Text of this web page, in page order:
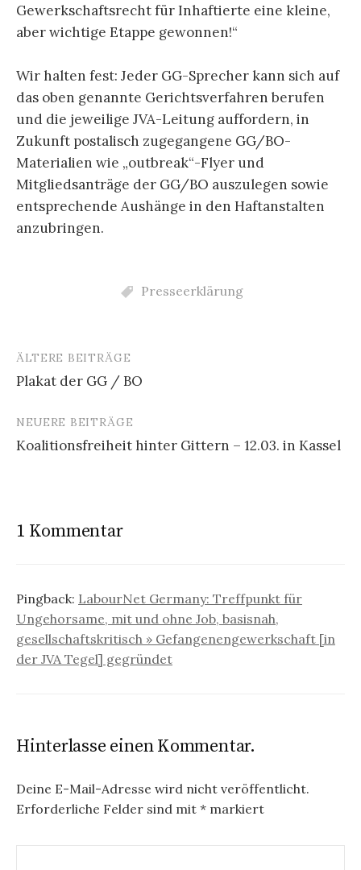
Gewerkschaftsrecht für Inhaftierte eine kleine,
aber wichtige Etappe gewonnen!“
Wir halten fest: Jeder GG-Sprecher kann sich auf
das oben genannte Gerichtsverfahren berufen
und die jeweilige JVA-Leitung auffordern, in
Zukunft postalisch zugegangene GG/BO-
Materialien wie „outbreak“-Flyer und
Mitgliedsanträge der GG/BO auszulegen sowie
entsprechende Aushänge in den Haftanstalten
anzubringen.
Presseerklärung
Beitragsnavigation
ÄLTERE BEITRÄGE
Plakat der GG / BO
NEUERE BEITRÄGE
Koalitionsfreiheit hinter Gittern – 12.03. in Kassel
1 Kommentar
Pingback: LabourNet Germany: Treffpunkt für
Ungehorsame, mit und ohne Job, basisnah,
gesellschaftskritisch » Gefangenengewerkschaft [in
der JVA Tegel] gegründet
Hinterlasse einen Kommentar.
Deine E-Mail-Adresse wird nicht veröffentlicht.
Erforderliche Felder sind mit * markiert